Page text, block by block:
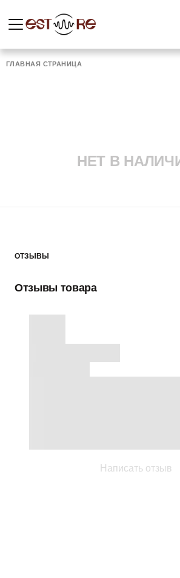
ГЛАВНАЯ СТРАНИЦА
НЕТ В
ОТЗЫВЫ
Отзывы товара
Написать отзыв